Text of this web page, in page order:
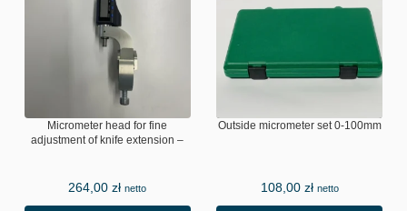
Micrometer head for fine
adjustment of knife extension –
264,00zł netto
Outside micrometer set 0-100mm
108,00 zł netto